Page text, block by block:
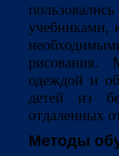
учебниками,
рисования.
одеждой и
детей из
отдаленных
Методы